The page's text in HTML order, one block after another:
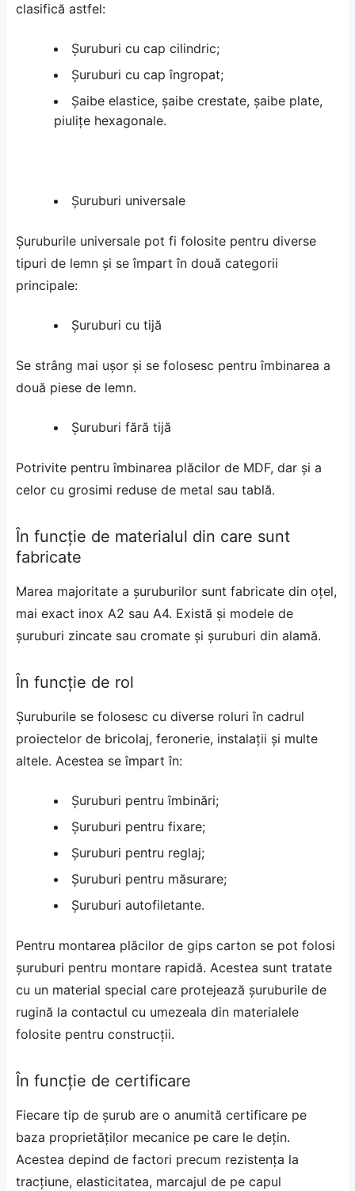
clasifică astfel:
Șuruburi cu cap cilindric;
Șuruburi cu cap îngropat;
Șaibe elastice, șaibe crestate, șaibe plate,
piulițe hexagonale.
Șuruburi universale
Șuruburile universale pot fi folosite pentru diverse
tipuri de lemn și se împart în două categorii
principale:
Șuruburi cu tijă
Se strâng mai ușor și se folosesc pentru îmbinarea a
două piese de lemn.
Șuruburi fără tijă
Potrivite pentru îmbinarea plăcilor de MDF, dar și a
celor cu grosimi reduse de metal sau tablă.
În funcție de materialul din care sunt
fabricate
Marea majoritate a șuruburilor sunt fabricate din oțel,
mai exact inox A2 sau A4. Există și modele de
șuruburi zincate sau cromate și șuruburi din alamă.
În funcție de rol
Șuruburile se folosesc cu diverse roluri în cadrul
proiectelor de bricolaj, feronerie, instalații și multe
altele. Acestea se împart în:
Șuruburi pentru îmbinări;
Șuruburi pentru fixare;
Șuruburi pentru reglaj;
Șuruburi pentru măsurare;
Șuruburi autofiletante.
Pentru montarea plăcilor de gips carton se pot folosi
șuruburi pentru montare rapidă. Acestea sunt tratate
cu un material special care protejează șuruburile de
rugină la contactul cu umezeala din materialele
folosite pentru construcții.
În funcție de certificare
Fiecare tip de șurub are o anumită certificare pe
baza proprietăților mecanice pe care le dețin.
Acestea depind de factori precum rezistența la
tracțiune, elasticitatea, marcajul de pe capul